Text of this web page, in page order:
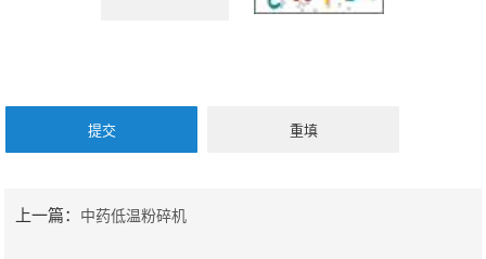
上一篇： 中药低温粉碎机